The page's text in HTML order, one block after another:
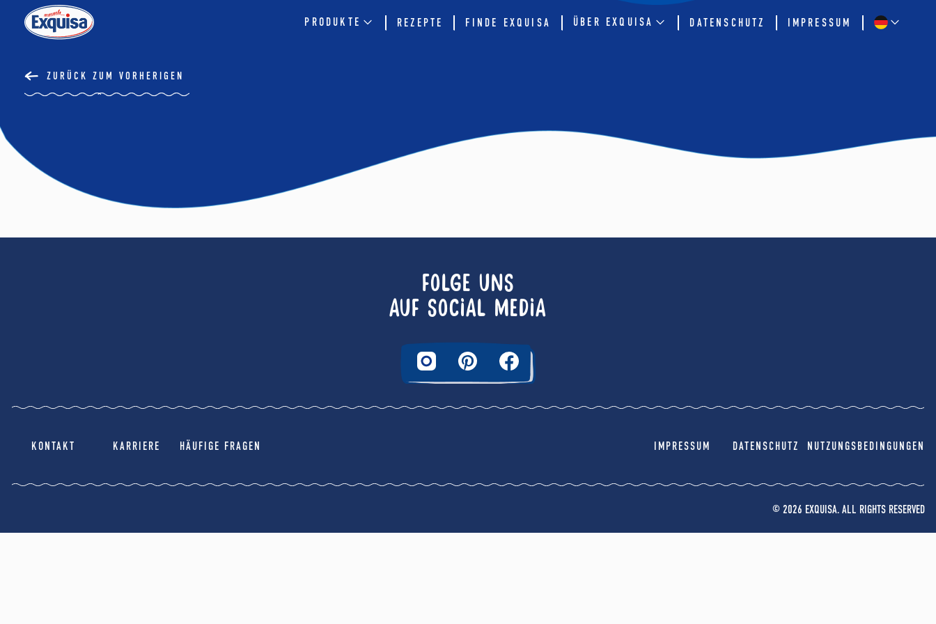
PRODUKTE REZEPTE FINDE EXQUISA ÜBER EXQUISA DATENSCHUTZ IMPRESSUM
ZURÜCK ZUM VORHERIGEN
FOLGE UNS
AUF SOCIAL MEDIA
KONTAKT KARRIERE HÄUFIGE FRAGEN IMPRESSUM DATENSCHUTZ NUTZUNGSBEDINGUNGEN
© 2026 EXQUISA. ALL RIGHTS RESERVED